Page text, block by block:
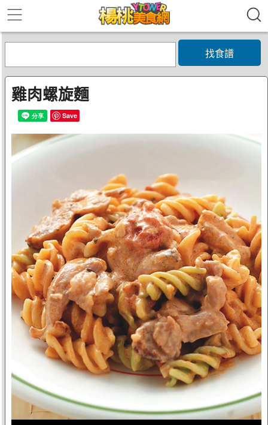
找食譜
雞肉螺旋麵
Save